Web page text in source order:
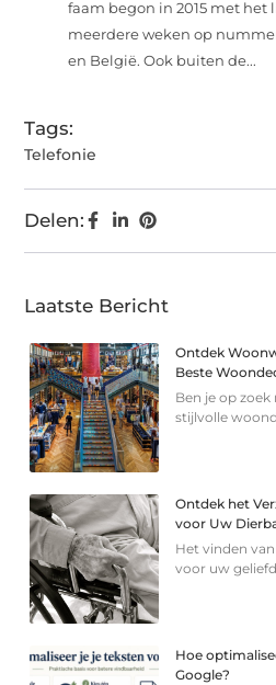
faam begon in 2015 met het
meerdere weken op
en België. Ook buiten de...
Tags:
Telefonie
Delen:
Laatste Bericht
Ontdek
Beste
Ben je op
stijlvolle
Ontdek het
voor Uw
Het vinden
voor uw
Hoe
Google?